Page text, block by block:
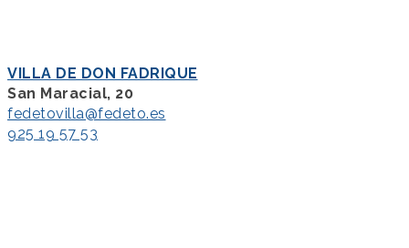
VILLA DE DON FADRIQUE
San Maracial, 20
fedetovilla@fedeto.es
925 19 57 53